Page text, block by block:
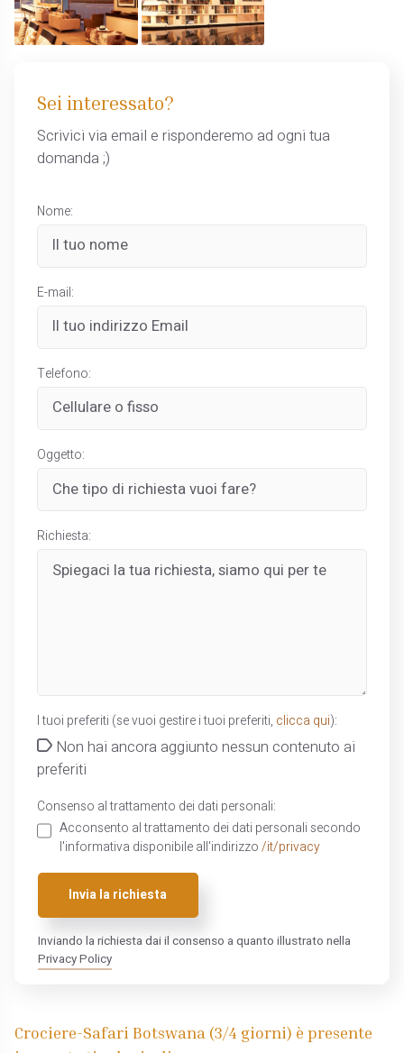
Sei interessato?
Scrivici via email e risponderemo ad ogni tua
domanda ;)
Nome:
E-mail:
Telefono:
Oggetto:
Richiesta:
I tuoi preferiti (se vuoi gestire i tuoi preferiti, clicca qui):
Non hai ancora aggiunto nessun contenuto ai
preferiti
Consenso al trattamento dei dati personali:
Acconsento al trattamento dei dati personali secondo
l'informativa disponibile all'indirizzo /it/privacy
Invia la richiesta
Inviando la richiesta dai il consenso a quanto illustrato nella
Privacy Policy
Crociere-Safari Botswana (3/4 giorni) è presente